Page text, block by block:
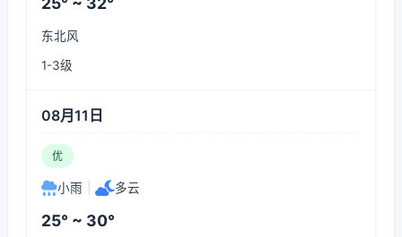
东北风
1-3级
08月11日
优
小雨 多云
25° ~ 30°